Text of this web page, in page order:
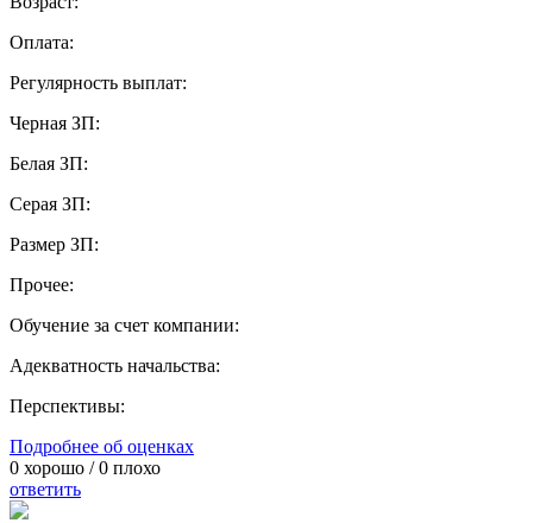
Оплата:
Регулярность выплат:
Черная ЗП:
Белая ЗП:
Серая ЗП:
Размер ЗП:
Прочее:
Обучение за счет компании:
Адекватность начальства:
Перспективы:
Подробнее об оценках
0 хорошо /0 плохо
ответить